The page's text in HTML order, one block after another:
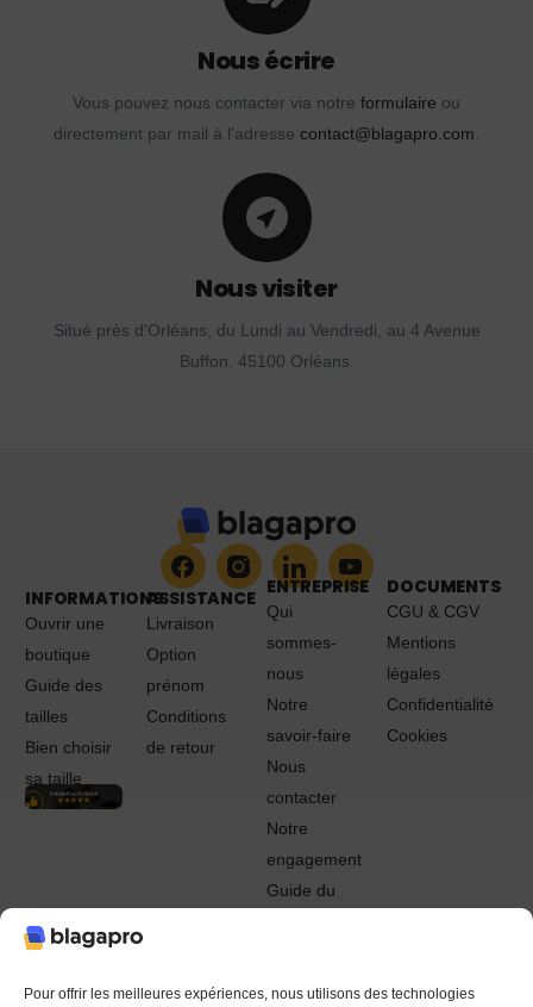
Pour offrir les meilleures expériences, nous utilisons des technologies
Nous écrire
Vous pouvez nous contacter via notre formulaire ou
directement par mail à l'adresse contact@blagapro.com.
Nous visiter
Situé près d'Orléans, du Lundi au Vendredi, au 4 Avenue
Buffon, 45100 Orléans.
INFORMATIONS
Ouvrir une
boutique
Guide des
tailles
Bien choisir
sa taille
ASSISTANCE
Livraison
Option
prénom
Conditions
de retour
ENTREPRISE
Qui
sommes-
nous
Notre
savoir-faire
Nous
contacter
Notre
engagement
Guide du
DOCUMENTS
CGU & CGV
Mentions
légales
Confidentialité
Cookies
© 2022 - 2024 Blagapro. Tous droits réservés. Textiles
personnalisés à Orléans